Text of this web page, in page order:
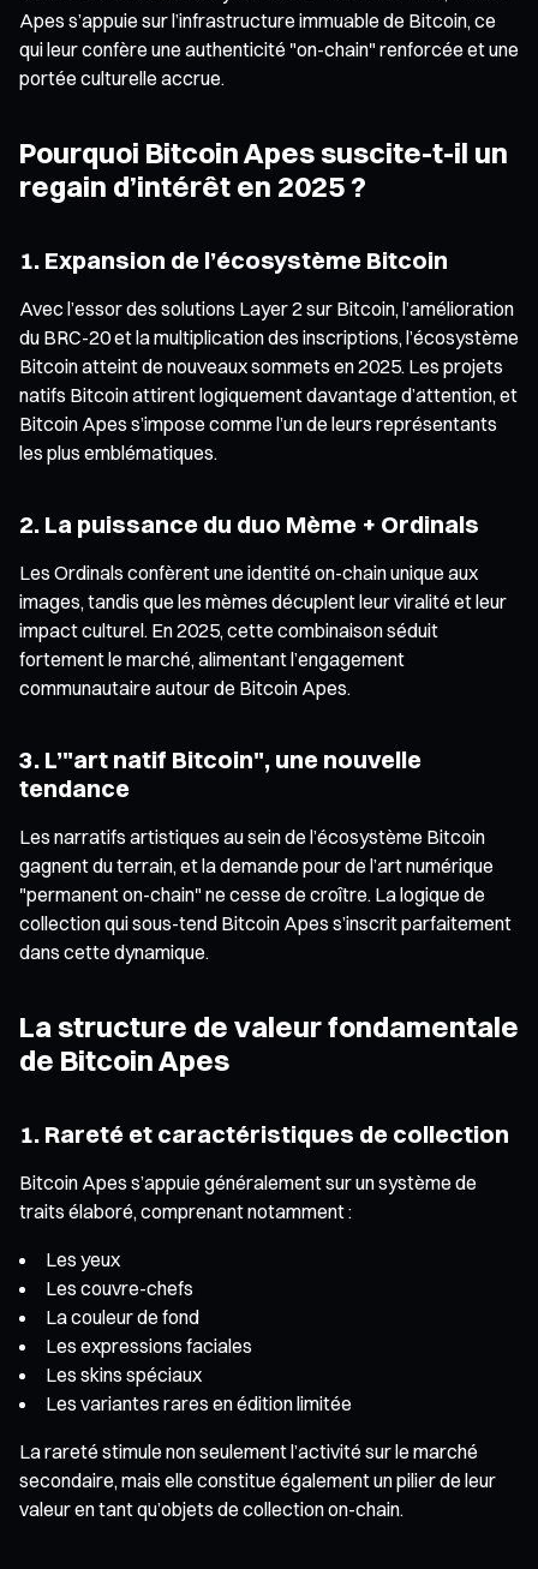
Apes s’appuie sur l’infrastructure immuable de Bitcoin, ce
qui leur confère une authenticité "on-chain" renforcée et une
portée culturelle accrue.
Pourquoi Bitcoin Apes suscite-t-il un
regain d’intérêt en 2025 ?
1. Expansion de l’écosystème Bitcoin
Avec l’essor des solutions Layer 2 sur Bitcoin, l’amélioration
du BRC-20 et la multiplication des inscriptions, l’écosystème
Bitcoin atteint de nouveaux sommets en 2025. Les projets
natifs Bitcoin attirent logiquement davantage d’attention, et
Bitcoin Apes s’impose comme l’un de leurs représentants
les plus emblématiques.
2. La puissance du duo Mème + Ordinals
Les Ordinals confèrent une identité on-chain unique aux
images, tandis que les mèmes décuplent leur viralité et leur
impact culturel. En 2025, cette combinaison séduit
fortement le marché, alimentant l’engagement
communautaire autour de Bitcoin Apes.
3. L’"art natif Bitcoin", une nouvelle
tendance
Les narratifs artistiques au sein de l’écosystème Bitcoin
gagnent du terrain, et la demande pour de l’art numérique
"permanent on-chain" ne cesse de croître. La logique de
collection qui sous-tend Bitcoin Apes s’inscrit parfaitement
dans cette dynamique.
La structure de valeur fondamentale
de Bitcoin Apes
1. Rareté et caractéristiques de collection
Bitcoin Apes s’appuie généralement sur un système de
traits élaboré, comprenant notamment :
Les yeux
Les couvre-chefs
La couleur de fond
Les expressions faciales
Les skins spéciaux
Les variantes rares en édition limitée
La rareté stimule non seulement l’activité sur le marché
secondaire, mais elle constitue également un pilier de leur
valeur en tant qu’objets de collection on-chain.